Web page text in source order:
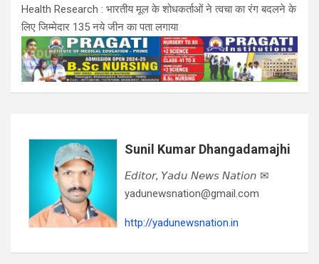
Health Research : भारतीय मूल के शोधकर्ताओं ने त्वचा का रंग बदलने के
लिए जिम्मेदार 135 नये जीन का पता लगाया
Sunil Kumar Dhangadamajhi
𝘌𝘥𝘪𝘵𝘰𝘳, 𝘠𝘢𝘥𝘶 𝘕𝘦𝘸𝘴 𝘕𝘢𝘵𝘪𝘰𝘯 ✉
yadunewsnation@gmail.com
http://yadunewsnation.in